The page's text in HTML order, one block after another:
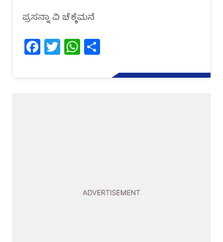
ಪ್ರಸನ್ನಾ ವಿ ಚೆಕ್ಕೆಮನೆ
Facebook
TwitterWhatsApp